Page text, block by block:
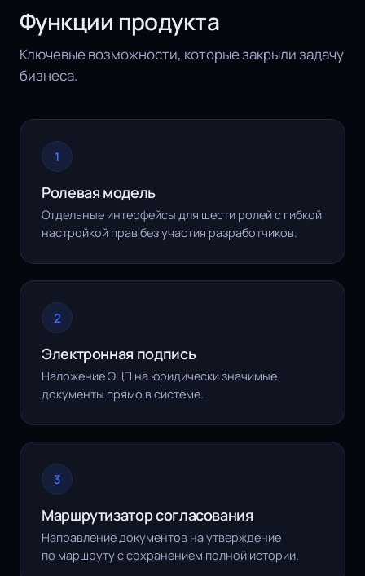
Функции продукта
Ключевые возможности, которые закрыли задачу
бизнеса.
1
Ролевая модель
Отдельные интерфейсы для шести ролей с гибкой
настройкой прав без участия разработчиков.
2
Электронная подпись
Наложение ЭЦП на юридически значимые
документы прямо в системе.
3
Маршрутизатор согласования
Направление документов на утверждение
по маршруту с сохранением полной истории.